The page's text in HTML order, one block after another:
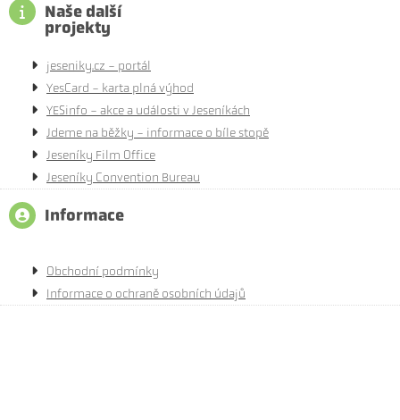
Naše další
projekty
jeseniky.cz - portál
YesCard - karta plná výhod
YESinfo - akce a události v Jeseníkách
Jdeme na běžky - informace o bíle stopě
Jeseníky Film Office
Jeseníky Convention Bureau
Informace
Obchodní podmínky
Informace o ochraně osobních údajů